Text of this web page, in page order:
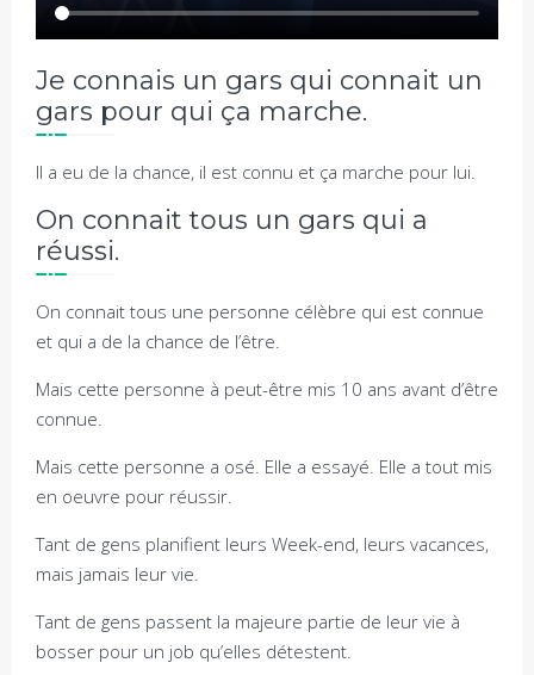
Je connais un gars qui connait un
gars pour qui ça marche.
Il a eu de la chance, il est connu et ça marche pour lui.
On connait tous un gars qui a
réussi.
On connait tous une personne célèbre qui est connue
et qui a de la chance de l’être.
Mais cette personne à peut-être mis 10 ans avant d’être
connue.
Mais cette personne a osé. Elle a essayé. Elle a tout mis
en oeuvre pour réussir.
Tant de gens planifient leurs Week-end, leurs vacances,
mais jamais leur vie.
Tant de gens passent la majeure partie de leur vie à
bosser pour un job qu’elles détestent.